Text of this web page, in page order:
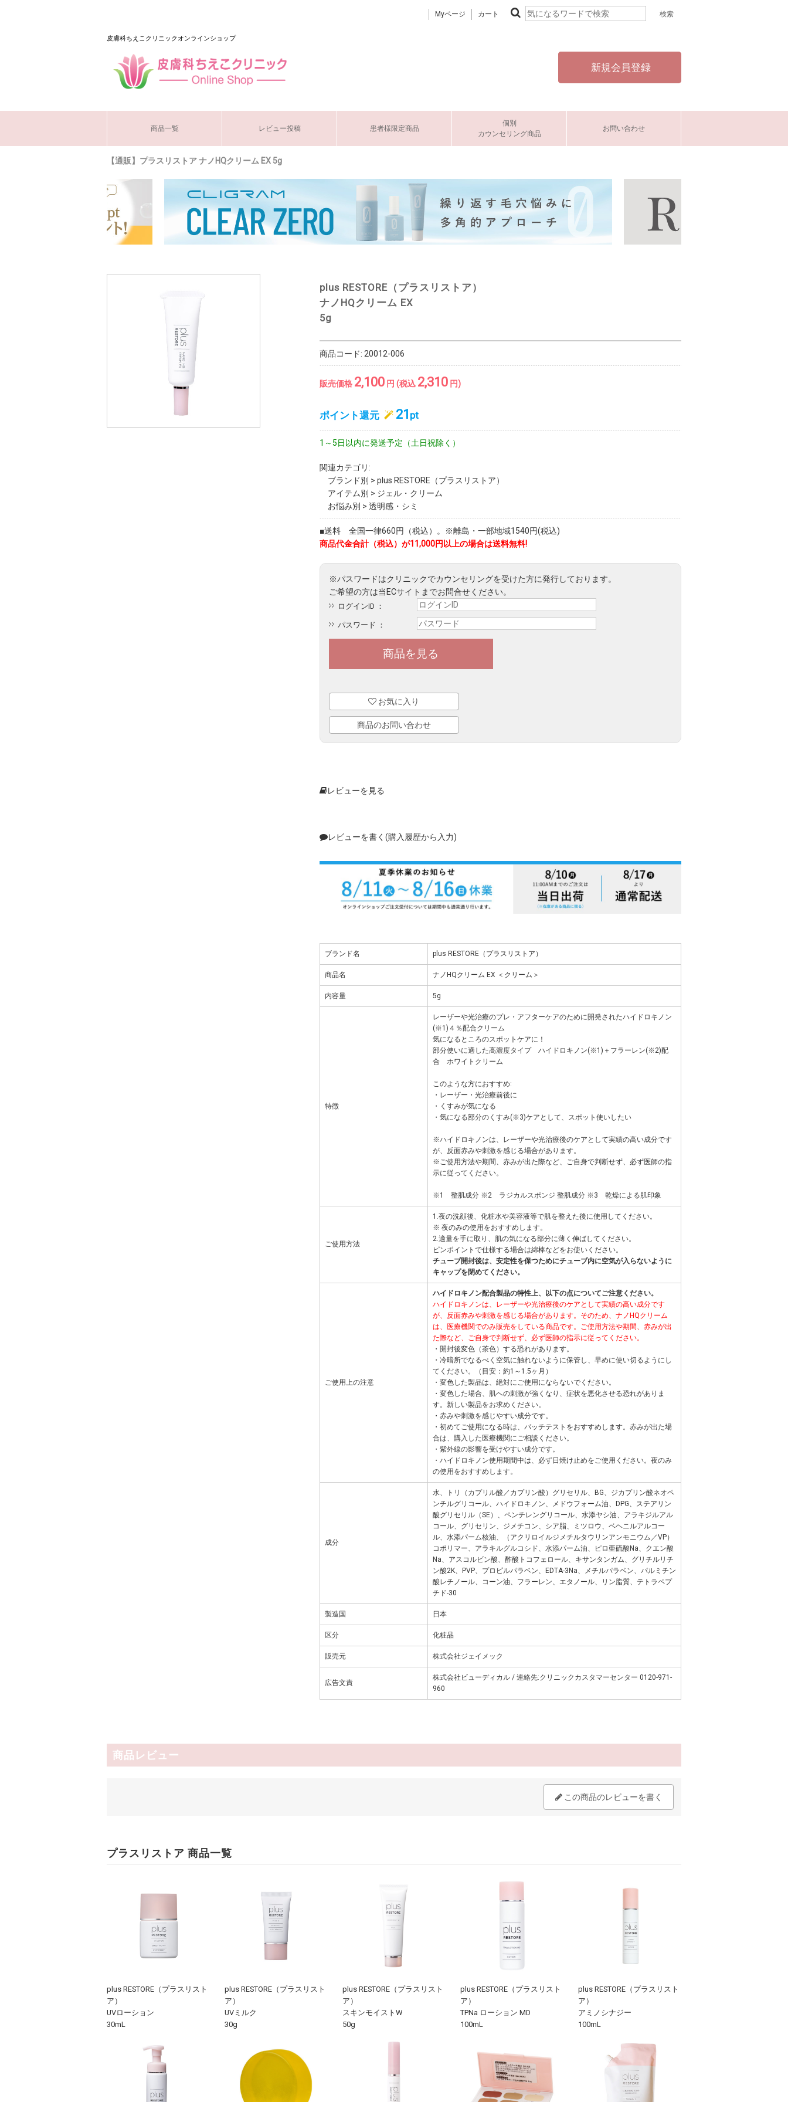
Myページ カート
皮膚科ちえこクリニックオンラインショップ
新規会員登録
商品一覧 レビュー投稿 患者様限定商品
個別
カウンセリング商品
お問い合わせ
【通販】プラスリストア ナノHQクリーム EX 5g
plus RESTORE（プラスリストア）
ナノHQクリーム EX
5g
商品コード: 20012-006
販売価格 2,100円 (税込 2,310円)
ポイント還元 21 pt
1～5日以内に発送予定（土日祝除く）
関連カテゴリ:
ブランド別 > plus RESTORE（プラスリストア）
アイテム別 > ジェル・クリーム
お悩み別 > 透明感・シミ
■送料 全国一律660円（税込）。※離島・一部地域1540円(税込)
商品代金合計（税込）が11,000円以上の場合は送料無料!
ログインID ：
パスワード ：
お気に入り
商品のお問い合わせ
レビューを見る
レビューを書く(購入履歴から入力)
ブランド名 plus RESTORE（プラスリストア）
商品名 ナノHQクリーム EX ＜クリーム＞
内容量 5g
特徴
レーザーや光治療のプレ・アフターケアのために開発されたハイドロキノン
(※1)４％配合クリーム
気になるところのスポットケアに！
部分使いに適した高濃度タイプ ハイドロキノン(※1)＋フラーレン(※2)配
合 ホワイトクリーム
このような方におすすめ:
・レーザー・光治療前後に
・くすみが気になる
・気になる部分のくすみ(※3)ケアとして、スポット使いしたい
※ハイドロキノンは、レーザーや光治療後のケアとして実績の高い成分です
が、反面赤みや刺激を感じる場合があります。
※ご使用方法や期間、赤みが出た際など、ご自身で判断せず、必ず医師の指
示に従ってください。
※1 整肌成分 ※2 ラジカルスポンジ 整肌成分 ※3 乾燥による肌印象
ご使用方法
1.夜の洗顔後、化粧水や美容液等で肌を整えた後に使用してください。
※ 夜のみの使用をおすすめします。
2.適量を手に取り、肌の気になる部分に薄く伸ばしてください。
ピンポイントで仕様する場合は綿棒などをお使いください。
チューブ開封後は、安定性を保つためにチューブ内に空気が入らないように
キャップを閉めてください。
ご使用上の注意
ハイドロキノン配合製品の特性上、以下の点についてご注意ください。
ハイドロキノンは、レーザーや光治療後のケアとして実績の高い成分です
が、反面赤みや刺激を感じる場合があります。そのため、ナノHQクリーム
は、医療機関でのみ販売をしている商品です。ご使用方法や期間、赤みが出
た際など、ご自身で判断せず、必ず医師の指示に従ってください。
・開封後変色（茶色）する恐れがあります。
・冷暗所でなるべく空気に触れないように保管し、早めに使い切るようにし
てください。（目安：約1～1.5ヶ月）
・変色した製品は、絶対にご使用にならないでください。
・変色した場合、肌への刺激が強くなり、症状を悪化させる恐れがありま
す。新しい製品をお求めください。
・赤みや刺激を感じやすい成分です。
・初めてご使用になる時は、パッチテストをおすすめします。赤みが出た場
合は、購入した医療機関にご相談ください。
・紫外線の影響を受けやすい成分です。
・ハイドロキノン使用期間中は、必ず日焼け止めをご使用ください。夜のみ
の使用をおすすめします。
成分
水、トリ（カプリル酸／カプリン酸）グリセリル、BG、ジカプリン酸ネオペ
ンチルグリコール、ハイドロキノン、メドウフォーム油、DPG、ステアリン
酸グリセリル（SE）、ペンチレングリコール、水添ヤシ油、アラキジルアル
コール、グリセリン、ジメチコン、シア脂、ミツロウ、ベヘニルアルコー
ル、水添パーム核油、（アクリロイルジメチルタウリンアンモニウム／VP）
コポリマー、アラキルグルコシド、水添パーム油、ピロ亜硫酸Na、クエン酸
Na、アスコルビン酸、酢酸トコフェロール、キサンタンガム、グリチルリチ
ン酸2K、PVP、プロピルパラベン、EDTA-3Na、メチルパラベン、パルミチン
酸レチノール、コーン油、フラーレン、エタノール、リン脂質、テトラペプ
チド-30
製造国 日本
区分 化粧品
販売元 株式会社ジェイメック
広告文責
株式会社ビューディカル / 連絡先:クリニックカスタマーセンター 0120-971-
960
商品レビュー
この商品のレビューを書く
プラスリストア 商品一覧
plus RESTORE（プラスリスト
ア）
UVローション
30mL
plus RESTORE（プラスリスト
ア）
UVミルク
30g
plus RESTORE（プラスリスト
ア）
スキンモイストW
50g
plus RESTORE（プラスリスト
ア）
TPNa ローション MD
100mL
plus RESTORE（プラスリスト
ア）
アミノシナジー
100mL